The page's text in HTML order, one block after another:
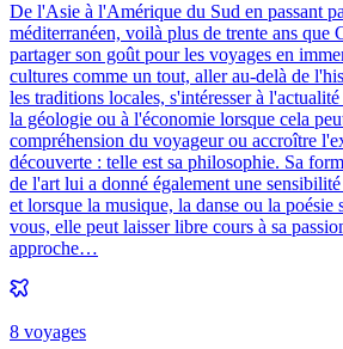
De l'Asie à l'Amérique du Sud en passant
méditerranéen, voilà plus de trente ans que
partager son goût pour les voyages en
cultures comme un tout, aller au-delà de
les traditions locales, s'intéresser à
la géologie ou à l'économie lorsque cela
compréhension du voyageur ou accroître
découverte : telle est sa philosophie. Sa
de l'art lui a donné également une
et lorsque la musique, la danse ou la poésie
vous, elle peut laisser libre cours à sa
approche…
8 voyages